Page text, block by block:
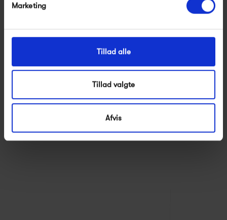
Marketing
Tillad alle
Tillad valgte
Afvis
2 195,00 kr 5 195,00 kr